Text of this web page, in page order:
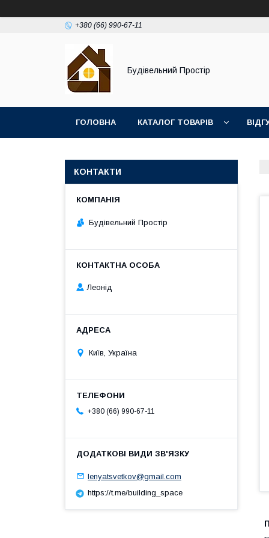
+380 (66) 990-67-11
Будівельний Простір
ГОЛОВНА КАТАЛОГ ТОВАРІВ
КОНТАКТИ
Будівельний Простір
Леонід
Київ, Україна
+380 (66) 990-67-11
lenyatsvetkov@gmail.com
https://t.me/building_space